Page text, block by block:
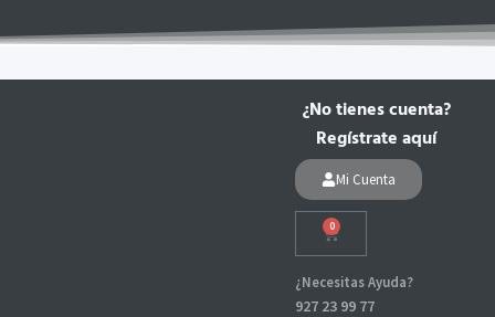
¿No tienes cuenta?
Regístrate aquí
Mi Cuenta
0
Carrito
¿Necesitas Ayuda?
927 23 99 77